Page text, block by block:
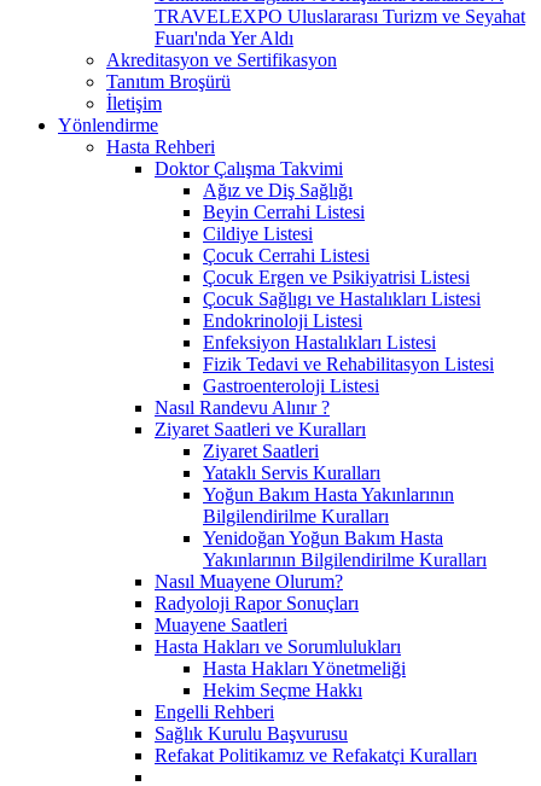
TRAVELEXPO Uluslararası Turizm ve Seyahat
Fuarı'nda Yer Aldı
Akreditasyon ve Sertifikasyon
Tanıtım Broşürü
İletişim
Yönlendirme
Hasta Rehberi
Doktor Çalışma Takvimi
Ağız ve Diş Sağlığı
Beyin Cerrahi Listesi
Cildiye Listesi
Çocuk Cerrahi Listesi
Çocuk Ergen ve Psikiyatrisi Listesi
Çocuk Sağlıgı ve Hastalıkları Listesi
Endokrinoloji Listesi
Enfeksiyon Hastalıkları Listesi
Fizik Tedavi ve Rehabilitasyon Listesi
Gastroenteroloji Listesi
Nasıl Randevu Alınır ?
Ziyaret Saatleri ve Kuralları
Ziyaret Saatleri
Yataklı Servis Kuralları
Yoğun Bakım Hasta Yakınlarının
Bilgilendirilme Kuralları
Yenidoğan Yoğun Bakım Hasta
Yakınlarının Bilgilendirilme Kuralları
Nasıl Muayene Olurum?
Radyoloji Rapor Sonuçları
Muayene Saatleri
Hasta Hakları ve Sorumlulukları
Hasta Hakları Yönetmeliği
Hekim Seçme Hakkı
Engelli Rehberi
Sağlık Kurulu Başvurusu
Refakat Politikamız ve Refakatçi Kuralları